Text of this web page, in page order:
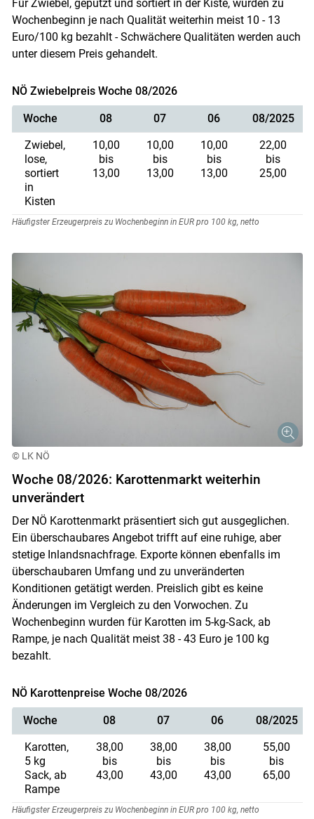
Für Zwiebel, geputzt und sortiert in der Kiste, wurden zu
Wochenbeginn je nach Qualität weiterhin meist 10 - 13
Euro/100 kg bezahlt - Schwächere Qualitäten werden auch
unter diesem Preis gehandelt.
NÖ Zwiebelpreis Woche 08/2026
Woche 08 07 06
08/2025
Zwiebel,
lose,
sortiert
in
Kisten
10,00
bis
13,00
10,00
bis
13,00
10,00
bis
13,00
22,00
bis
25,00
Häufigster Erzeugerpreis zu Wochenbeginn in EUR pro 100 kg, netto
© LK NÖ
Woche 08/2026: Karottenmarkt weiterhin
unverändert
Der NÖ Karottenmarkt präsentiert sich gut ausgeglichen.
Ein überschaubares Angebot trifft auf eine ruhige, aber
stetige Inlandsnachfrage. Exporte können ebenfalls im
überschaubaren Umfang und zu unveränderten
Konditionen getätigt werden. Preislich gibt es keine
Änderungen im Vergleich zu den Vorwochen. Zu
Wochenbeginn wurden für Karotten im 5-kg-Sack, ab
Rampe, je nach Qualität meist 38 - 43 Euro je 100 kg
bezahlt.
NÖ Karottenpreise Woche 08/2026
Woche 08 07 06
08/2025
Karotten,
5 kg
Sack, ab
Rampe
38,00
bis
43,00
38,00
bis
43,00
38,00
bis
43,00
55,00
bis
65,00
Häufigster Erzeugerpreis zu Wochenbeginn in EUR pro 100 kg, netto